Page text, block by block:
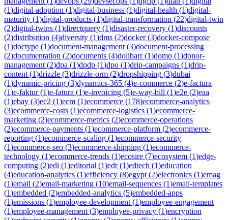
(1)digital-adoption (1)digital-business (1)digital-health (1)digital-
maturity (1)digital-products (1)digital-transformation (22)digital-twin
(2)digital-twins (1)directquery (1)disaster-recovery (1)discounts
(2)distribution (4)diversity (1)dms (2)docker(3)docker-compose
(1)doctype (1)document-management (3)document-processing
(2)documentation (2)documents (4)dolibarr(1)domo (1)donor-
management (2)dpa (1)dpdp (1)dpo (1)drip-campaigns (1)drip-
content (1)drizzle (3)drizzle-orm (2)dropshipping (3)dubai
(1)dynamic-pricing (3)dynamics-365 (4)e-commerce (2)e-factura
(1)e-faktur(1)e-fatura (1)e-invoicing (5)e-way-bill (1)e2e (2)eaa
(1)ebay (3)ec2 (1)ecm (1)ecommerce (178)ecommerce-analytics
(3)ecommerce-costs (1)ecommerce-logistics (1)ecommerce-
marketing (2)ecommerce-metrics (2)ecommerce-operations
(2)ecommerce-payments (1)ecommerce-platform (2)ecommerce-
reporting (1)ecommerce-scaling (1)ecommerce-security
(1)ecommerce-seo (3)ecommerce-shipping (1)ecommerce-
technology (1)ecommerce-trends (1)ecosire (7)ecosystem (1)edge-
computing (2)edi (1)editorial (1)edr(1)edtech (1)education
(4)education-analytics (1)efficiency (8)egypt (2)electronics (1)emag
(1)email (2)email-marketing (10)email-sequences (1)email-templates
(1)embedded (2)embedded-analytics (5)embedded-apps
(1)emissions (1)employee-development (1)employee-engagement
(1)employee-management (3)employee-privacy (1)encryption